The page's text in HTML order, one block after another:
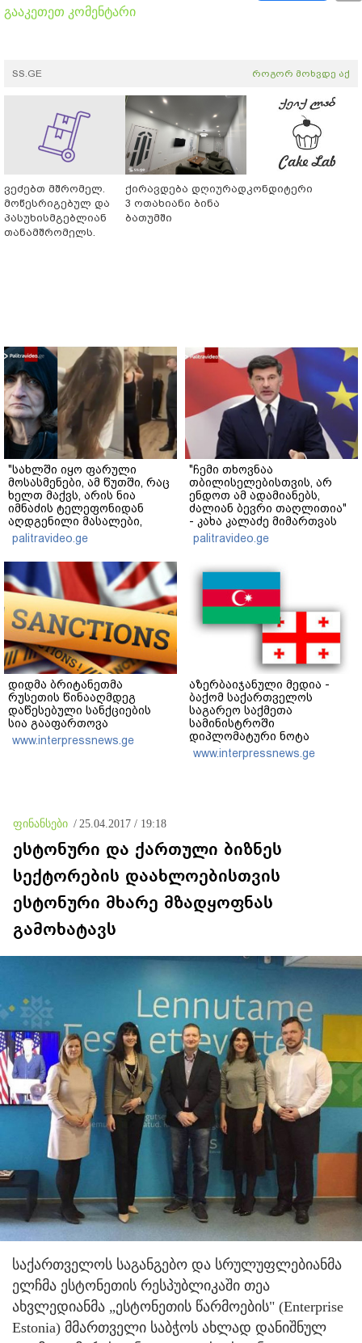
გააკეთეთ კომენტარი
SS.GE როგორ მოხვდე აქ
ვეძებთ მშრომელ.
მოწესრიგებულ და
პასუხისმგებლიან
თანამშრომელს.
ქირავდება დღიურად
3 ოთახიანი ბინა
ბათუმში
კონდიტერი
"სახლში იყო ფარული
მოსასმენები, ამ წუთში, რაც
ხელთ მაქვს, არის ნია
იმნაძის ტელეფონიდან
აღდგენილი მასალები,
არის ანძები, დეტალურები"
- ეკა კუპატაძე
palitravideo.ge
"ჩემი თხოვნაა
თბილისელებისთვის, არ
ენდოთ ამ ადამიანებს,
ძალიან ბევრი თაღლითია"
- კახა კალაძე მიმართვას
ავრცელებს
palitravideo.ge
დიდმა ბრიტანეთმა
რუსეთის წინააღმდეგ
დაწესებული სანქციების
სია გააფართოვა
www.interpressnews.ge
აზერბაიჯანული მედია -
ბაქომ საქართველოს
საგარეო საქმეთა
სამინისტროში
დიპლომატური ნოტა
გაგზავნა - აზერბაიჯანული
სანომრე ნიშნის მქონე
www.interpressnews.ge
ფინანსები / 25.04.2017 / 19:18
ესტონური და ქართული ბიზნეს
სექტორების დაახლოებისთვის
ესტონური მხარე მზადყოფნას
გამოხატავს
საქართველოს საგანგებო და სრულუფლებიანმა
ელჩმა ესტონეთის რესპუბლიკაში თეა
ახვლედიანმა „ესტონეთის წარმოების" (Enterprise
Estonia) მმართველი საბჭოს ახლად დანიშნულ